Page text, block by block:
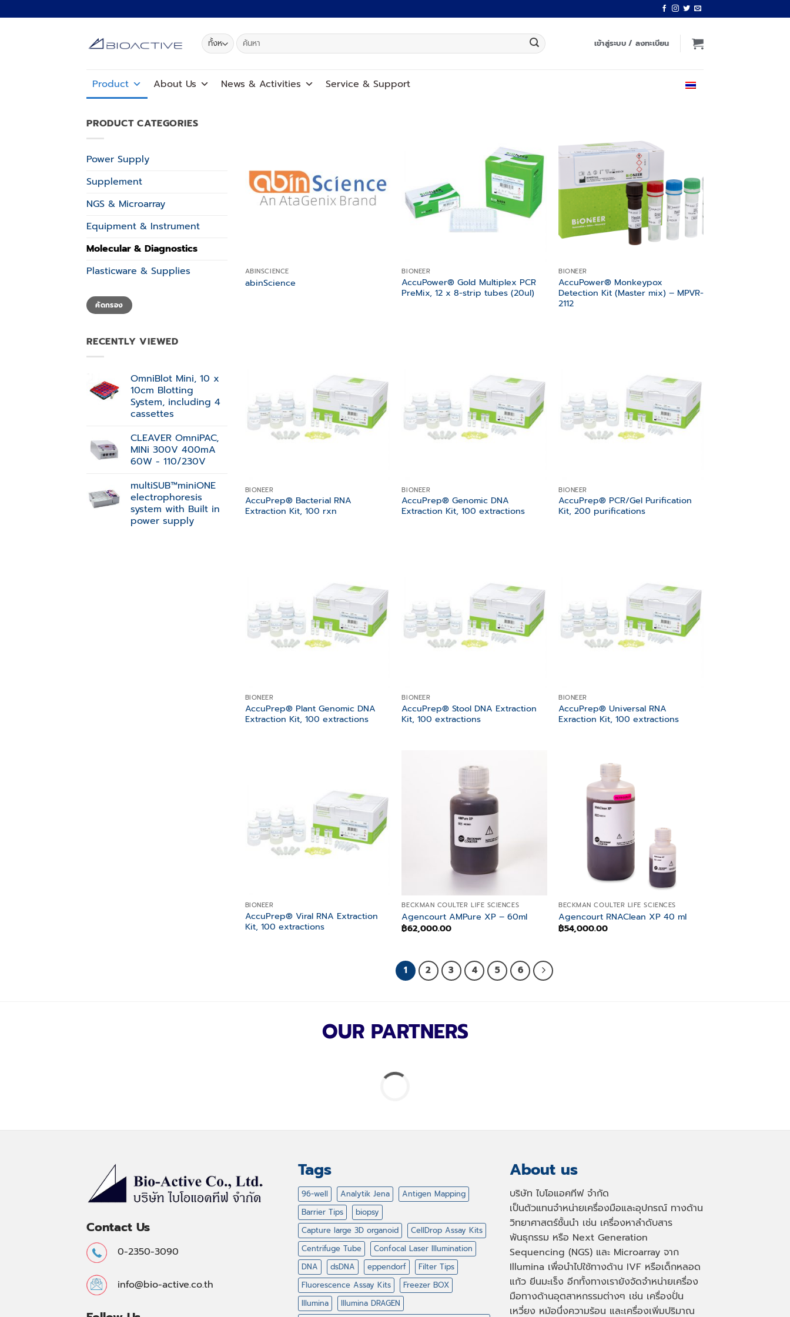
ไป
ค้นหา: เข้าสู่ระบบ / ลงทะเบียน
Product About Us News & Activities Service & Support
PRODUCT CATEGORIES
Power Supply
Supplement
NGS & Microarray
Equipment & Instrument
Molecular & Diagnostics
Plasticware & Supplies
ราคา
ต่ำ
สุด
ราคา
สูงสุดคัดกรอง
RECENTLY VIEWED
OmniBlot Mini, 10 x
10cm Blotting
System, including 4
cassettes
CLEAVER OmniPAC,
MINi 300V 400mA
60W - 110/230V
multiSUB™miniONE
electrophoresis
system with Built in
power supply
ABINSCIENCE
abinScience
Add to
wishlist
BIONEER
AccuPower® Gold Multiplex PCR
PreMix, 12 x 8-strip tubes (20ul)
BIONEER
AccuPower® Monkeypox
Detection Kit (Master mix) – MPVR-
2112
wishlist
BIONEER
AccuPrep® Bacterial RNA
Extraction Kit, 100 rxn
wishlist
BIONEER
AccuPrep® Genomic DNA
Extraction Kit, 100 extractions
wishlist
BIONEER
AccuPrep® PCR/Gel Purification
Kit, 200 purifications
BIONEER
AccuPrep® Plant Genomic DNA
Extraction Kit, 100 extractions
BIONEER
AccuPrep® Stool DNA Extraction
Kit, 100 extractions
BIONEER
AccuPrep® Universal RNA
Exraction Kit, 100 extractions
BIONEER
AccuPrep® Viral RNA Extraction
Kit, 100 extractions
BECKMAN COULTER LIFE SCIENCES
Agencourt AMPure XP – 60ml
฿62,000.00
BECKMAN COULTER LIFE SCIENCES
Agencourt RNAClean XP 40 ml
฿54,000.00
1 2 3 4 5 6
OUR PARTNERS
Contact Us
0-2350-3090
info@bio-active.co.th
Tags
96-well Analytik Jena
Antigen Mapping
Barrier Tips
biopsy
Capture large 3D organoid
CellDrop Assay Kits
Centrifuge Tube
Confocal Laser Illumination
DNA
dsDNA eppendorf
Filter Tips
Fluorescence Assay Kits
Freezer BOX
Illumina
Illumina DRAGEN
About us
บริษัท ไบโอแอคทีฟ จำกัด
เป็นตัวแทนจำหน่ายเครื่องมือและอุปกรณ์ ทางด้าน
วิทยาศาสตร์ชั้นนำ เช่น เครื่องหาลำดับสาร
พันธุกรรม หรือ Next Generation
Sequencing (NGS) และ Microarray จาก
Illumina เพื่อนำไปใช้ทางด้าน IVF หรือเด็กหลอด
แก้ว ยีนมะเร็ง อีกทั้งทางเรายังจัดจำหน่ายเครื่อง
มือทางด้านอุตสาหกรรมต่างๆ เช่น เครื่องปั่น
เหวี่ยง หม้อนึ่งความร้อน และเครื่องเพิ่มปริมาณ